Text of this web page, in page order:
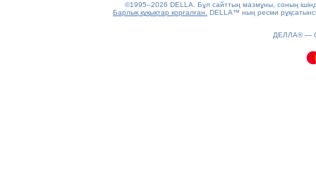
©1995–2026 DELLA. Бұл сайттың мазмұны, соның
Барлық құқықтар қорғалған.
DELLA™ ның ресми
ДЕЛЛА® —